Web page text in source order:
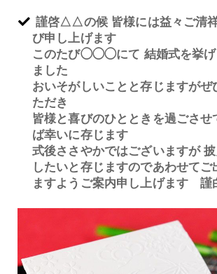
謹啓△△の候 皆様には益々ご清
び申し上げます
このたび◯◯◯にて 結婚式を挙げ
ました
おいそがしいことと存じますがぜ
ただき
皆様と喜びのひとときを過ごさせ
ば幸いに存じます
式後ささやかではございますが
したいと存じますのであわせてご
ますようご案内申し上げます 謹